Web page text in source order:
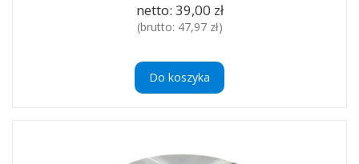
netto: 39,00 zł
(brutto: 47,97 zł)
Do koszyka